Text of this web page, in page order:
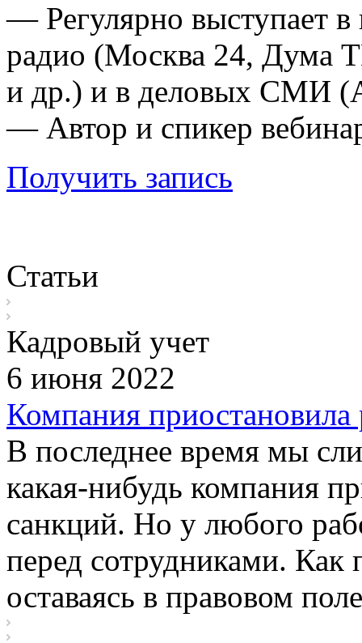
— Регулярно выступает в
радио (Москва 24, Дума
и др.) и в деловых СМИ
— Автор и спикер
Получить запись
Статьи
Кадровый учет
6 июня 2022
Компания приостановила
В последнее время мы
какая-нибудь компания
санкций. Но у любого
перед сотрудниками. Как
оставаясь в правовом